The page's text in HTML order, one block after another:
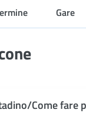
Gare
Come fare